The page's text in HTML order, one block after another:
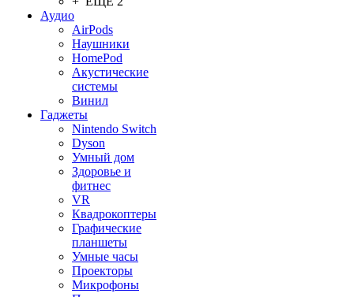
Аудио
AirPods
Наушники
HomePod
Акустические
системы
Винил
Гаджеты
Nintendo Switch
Dyson
Умный дом
Здоровье и
фитнес
VR
Квадрокоптеры
Графические
планшеты
Умные часы
Проекторы
Микрофоны